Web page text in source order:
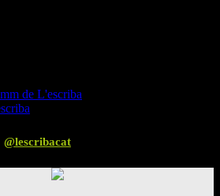
@lescribacat